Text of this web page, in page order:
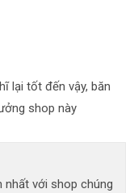
lại tốt đến vậy, băn
shop này
nhất với shop chúng